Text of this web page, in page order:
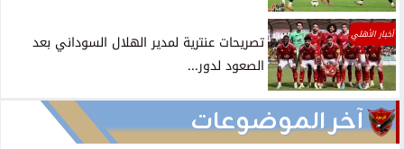
أخبار الأهلي
تصريحات عنترية لمدير الهلال السوداني بعد
الصعود لدور...
آخر الموضوعات